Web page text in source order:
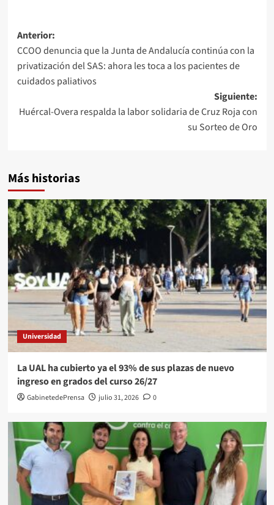
Navegación
de
entradas
Anterior:
CCOO denuncia que la Junta de Andalucía continúa con la
privatización del SAS: ahora les toca a los pacientes de
cuidados paliativos
Siguiente:
Huércal-Overa respalda la labor solidaria de Cruz Roja con
su Sorteo de Oro
Más historias
Universidad
La UAL ha cubierto ya el 93% de sus plazas de nuevo
ingreso en grados del curso 26/27
GabinetedePrensa julio 31, 2026 0